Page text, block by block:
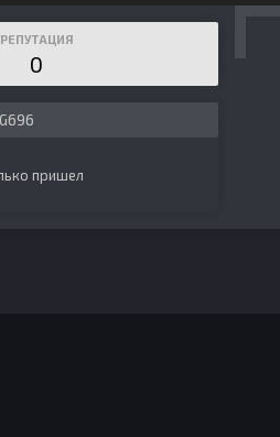
РЕПУТАЦИЯ
0
пришел